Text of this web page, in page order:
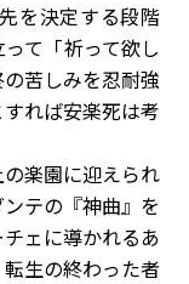
を決定する段階
て「祈って欲し
苦しみを忍耐強
れば安楽死は考
楽園に迎えられ
テの『神曲』を
ェに導かれるあ
生の終わった者